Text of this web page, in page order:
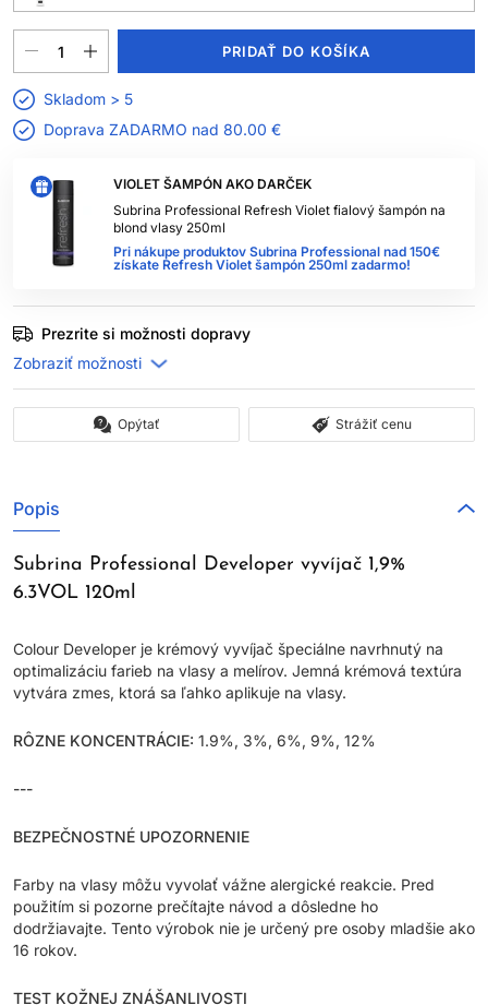
VIOLET ŠAMPÓN AKO DARČEK
Subrina Professional Refresh Violet fialový šampón na
blond vlasy 250ml
Pri nákupe produktov Subrina Professional nad 150€
získate Refresh Violet šampón 250ml zadarmo!
PRIDAŤ DO KOŠÍKA
Skladom > 5
Doprava ZADARMO nad 80.00 €
Prezrite si možnosti dopravy
Opýtať Strážiť cenu
Popis
Subrina Professional Developer vyvíjač 1,9%
6.3VOL 120ml
Colour Developer je krémový vyvíjač špeciálne navrhnutý na
optimalizáciu farieb na vlasy a melírov. Jemná krémová textúra
vytvára zmes, ktorá sa ľahko aplikuje na vlasy.
RÔZNE KONCENTRÁCIE: 1.9%, 3%, 6%, 9%, 12%
---
BEZPEČNOSTNÉ UPOZORNENIE
Farby na vlasy môžu vyvolať vážne alergické reakcie. Pred
použitím si pozorne prečítajte návod a dôsledne ho
dodržiavajte. Tento výrobok nie je určený pre osoby mladšie ako
16 rokov.
TEST KOŽNEJ ZNÁŠANLIVOSTI